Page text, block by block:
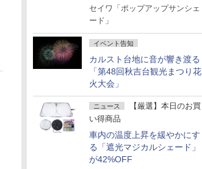
セイワ「ポップアップサンシェ
ード」
イベント告知
カルスト台地に音が響き渡る
「第48回秋吉台観光まつり花
火大会」
ニュース
【厳選】本日のお買
い得商品
車内の温度上昇を緩やかにす
る「遮光マジカルシェード」
が42%OFF